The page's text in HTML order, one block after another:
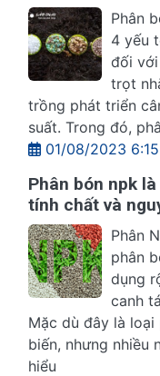
với cây trồng?
Phân
4 yếu
đối
trọt
trồng phát triển
suất. Trong đó,
01/08/2023
Phân bón npk
tính chất và
chọn - nhàPhân
phân
dụng
canh
Mặc dù đây là loại
biến, nhưng nhiều
hiểu